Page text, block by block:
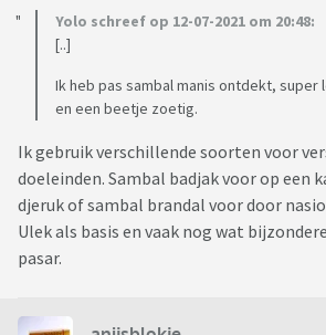
Yolo schreef op 12-07-2021 om 20:48:
[..]
Ik heb pas sambal manis ontdekt, super
en een beetje zoetig.
Ik gebruik verschillende soorten voor
doeleinden. Sambal badjak voor op een
djeruk of sambal brandal voor door
Ulek als basis en vaak nog wat
pasar.